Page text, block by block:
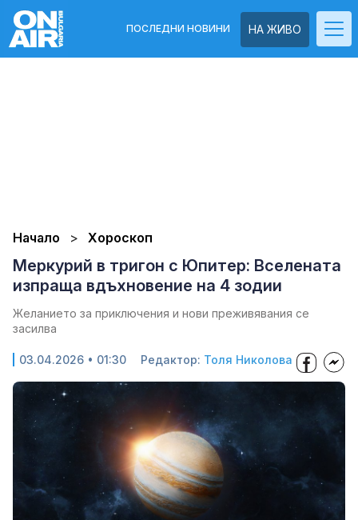
НА ЖИВО
ПОСЛЕДНИ НОВИНИ
Начало Хороскоп
Меркурий в тригон с Юпитер: Вселената
изпраща вдъхновение на 4 зодии
Желанието за приключения и нови преживявания се
засилва
03.04.2026 • 01:30 Редактор: Толя Николова